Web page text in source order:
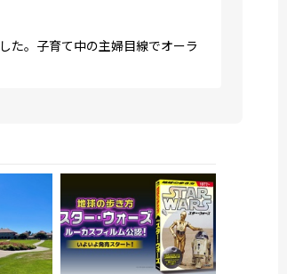
た。子育て中の主婦目線でオーラ